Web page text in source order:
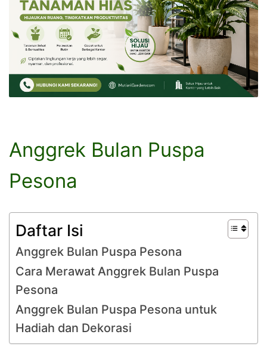
Anggrek Bulan Puspa
Pesona
Daftar Isi
Anggrek Bulan Puspa Pesona
Cara Merawat Anggrek Bulan Puspa
Pesona
Anggrek Bulan Puspa Pesona untuk
Hadiah dan Dekorasi